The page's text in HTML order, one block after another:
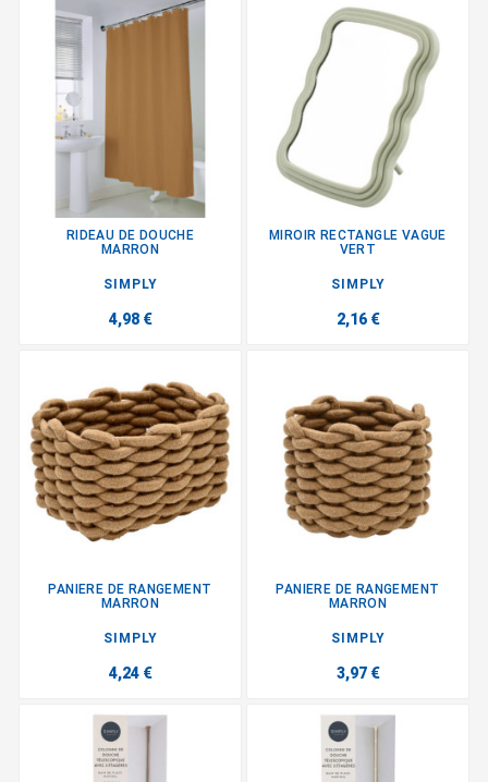
RIDEAU DE DOUCHE
MARRON
SIMPLY
4,98 €
MIROIR RECTANGLE VAGUE
VERT
SIMPLY
2,16 €
PANIERE DE RANGEMENT
MARRON
SIMPLY
4,24 €
PANIERE DE RANGEMENT
MARRON
SIMPLY
3,97 €